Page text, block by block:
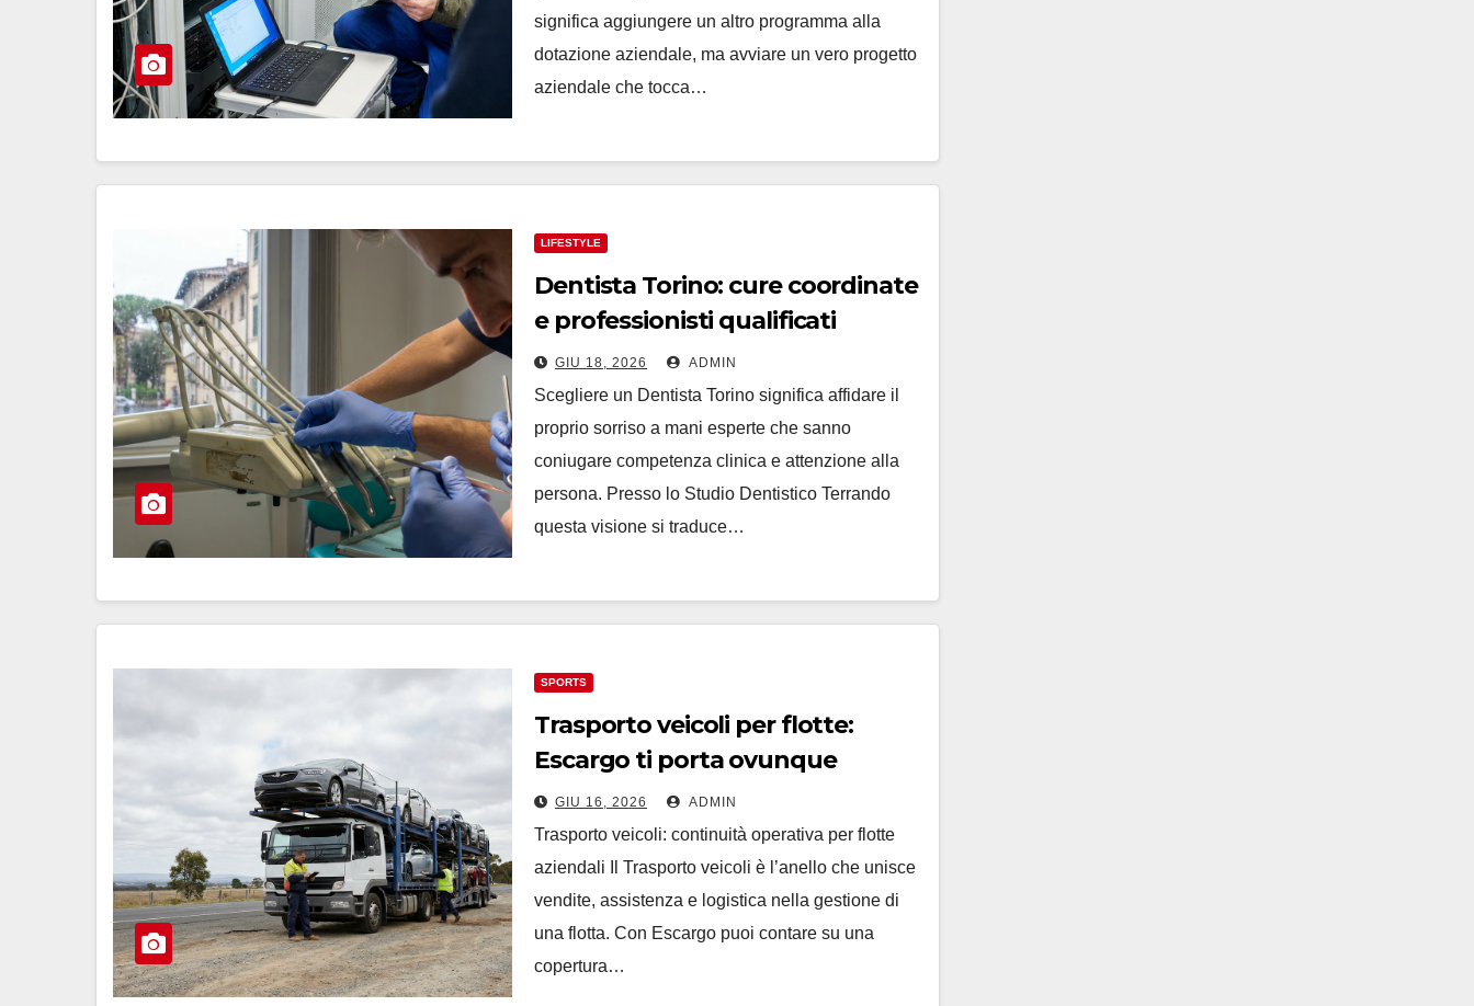
significa aggiungere un altro programma alla
dotazione aziendale, ma avviare un vero progetto
aziendale che tocca…
LIFESTYLE
Dentista Torino: cure coordinate
e professionisti qualificati
GIU 18, 2026 ADMIN
Scegliere un Dentista Torino significa affidare il
proprio sorriso a mani esperte che sanno
coniugare competenza clinica e attenzione alla
persona. Presso lo Studio Dentistico Terrando
questa visione si traduce…
SPORTS
Trasporto veicoli per flotte:
Escargo ti porta ovunque
GIU 16, 2026 ADMIN
Trasporto veicoli: continuità operativa per flotte
aziendali Il Trasporto veicoli è l’anello che unisce
vendite, assistenza e logistica nella gestione di
una flotta. Con Escargo puoi contare su una
copertura…